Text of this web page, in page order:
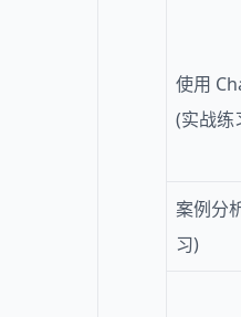
使用
(实战练
案例分
习)